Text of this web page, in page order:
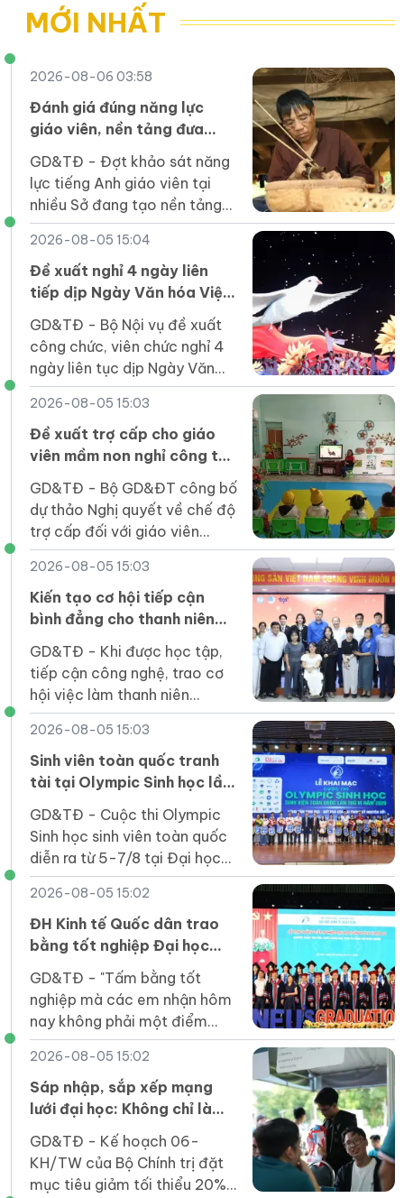
lý giáo dục
MỚI NHẤT
2026-08-06 03:58
Đánh giá đúng năng lực
giáo viên, nền tảng đưa
tiếng Anh thành ngôn ngữ
thứ hai
GD&TĐ - Đợt khảo sát năng
lực tiếng Anh giáo viên tại
nhiều Sở đang tạo nền tảng
dữ liệu để xây dựng kế hoạch
bồi dưỡng hiệu quả, thực
chất.
2026-08-05 15:04
Đề xuất nghỉ 4 ngày liên
tiếp dịp Ngày Văn hóa Việt
GD&TĐ - Bộ Nội vụ đề xuất
công chức, viên chức nghỉ 4
ngày liên tục dịp Ngày Văn
hóa Việt Nam 2026, từ 21-
24/11, và làm bù vào thứ Bảy
(28/11).
2026-08-05 15:03
Đề xuất trợ cấp cho giáo
viên mầm non nghỉ công tác
chưa được hưởng chế độ
GD&TĐ - Bộ GD&ĐT công bố
dự thảo Nghị quyết về chế độ
trợ cấp đối với giáo viên
mầm non đã nghỉ công tác
chưa được hưởng chế độ.
2026-08-05 15:03
Kiến tạo cơ hội tiếp cận
bình đẳng cho thanh niên
khuyết tật trong kỷ nguyên
số
GD&TĐ - Khi được học tập,
tiếp cận công nghệ, trao cơ
hội việc làm thanh niên
khuyết tật hoàn toàn có thể
trở thành nguồn lực phát triển
của quốc gia.
2026-08-05 15:03
Sinh viên toàn quốc tranh
tài tại Olympic Sinh học lần
GD&TĐ - Cuộc thi Olympic
Sinh học sinh viên toàn quốc
diễn ra từ 5-7/8 tại Đại học
Duy Tân thu hút 164 thí sinh
của 31 cơ sở giáo dục đại học
tham gia.
2026-08-05 15:02
ĐH Kinh tế Quốc dân trao
bằng tốt nghiệp Đại học
chính quy khóa 64 Chương
trình Tiên tiến, Chất lượng
cao, POHE và Phân tích kinh
doanh
GD&TĐ - "Tấm bằng tốt
nghiệp mà các em nhận hôm
nay không phải một điểm
dừng mà là tấm vé để các
em bước vào một sân chơi
rộng lớn hơn".
2026-08-05 15:02
Sáp nhập, sắp xếp mạng
lưới đại học: Không chỉ là
phép cộng cơ học
GD&TĐ - Kế hoạch 06-
KH/TW của Bộ Chính trị đặt
mục tiêu giảm tối thiểu 20%